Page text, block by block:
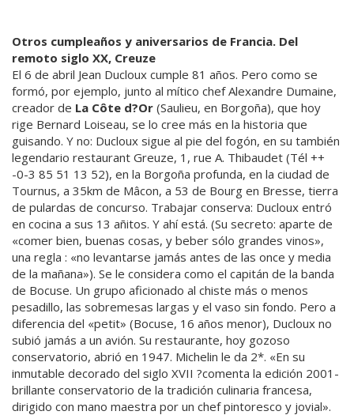
Otros cumpleaños y aniversarios de Francia. Del
remoto siglo XX, Creuze
El 6 de abril Jean Ducloux cumple 81 años. Pero como se
formó, por ejemplo, junto al mítico chef Alexandre Dumaine,
creador de La Côte d?Or (Saulieu, en Borgoña), que hoy
rige Bernard Loiseau, se lo cree más en la historia que
guisando. Y no: Ducloux sigue al pie del fogón, en su también
legendario restaurant Greuze, 1, rue A. Thibaudet (Tél ++
-0-3 85 51 13 52), en la Borgoña profunda, en la ciudad de
Tournus, a 35km de Mâcon, a 53 de Bourg en Bresse, tierra
de pulardas de concurso. Trabajar conserva: Ducloux entró
en cocina a sus 13 añitos. Y ahí está. (Su secreto: aparte de
«comer bien, buenas cosas, y beber sólo grandes vinos»,
una regla : «no levantarse jamás antes de las once y media
de la mañana»). Se le considera como el capitán de la banda
de Bocuse. Un grupo aficionado al chiste más o menos
pesadillo, las sobremesas largas y el vaso sin fondo. Pero a
diferencia del «petit» (Bocuse, 16 años menor), Ducloux no
subió jamás a un avión. Su restaurante, hoy gozoso
conservatorio, abrió en 1947. Michelin le da 2*. «En su
inmutable decorado del siglo XVII ?comenta la edición 2001-
brillante conservatorio de la tradición culinaria francesa,
dirigido con mano maestra por un chef pintoresco y jovial».